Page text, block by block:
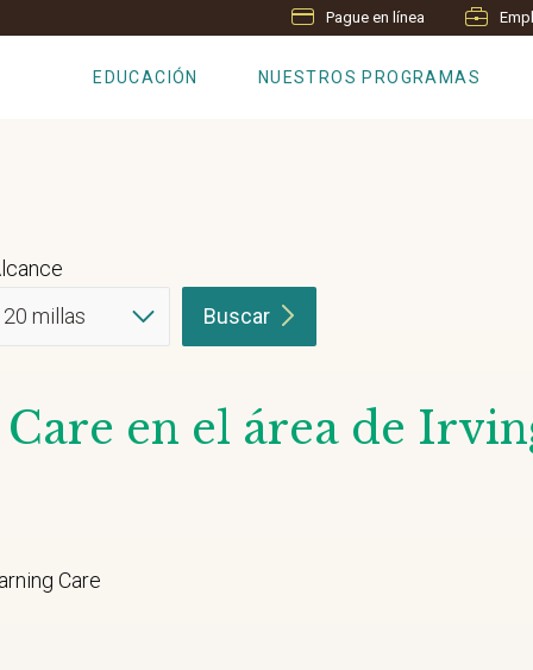
Pague en línea
EDUCACIÓN NUESTROS PROGRAMAS
Buscar
en el área de
Care